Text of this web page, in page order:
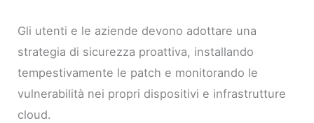
Gli utenti e le aziende devono adottare una
strategia di sicurezza proattiva, installando
tempestivamente le patch e monitorando le
vulnerabilità nei propri dispositivi e infrastrutture
cloud.